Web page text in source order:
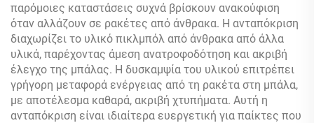
παρόμοιες καταστάσεις συχνά βρίσκουν ανακούφιση
όταν αλλάζουν σε ρακέτες από άνθρακα. Η ανταπόκριση
διαχωρίζει το υλικό πικλμπόλ από άνθρακα από άλλα
υλικά, παρέχοντας άμεση ανατροφοδότηση και ακριβή
έλεγχο της μπάλας. Η δυσκαμψία του υλικού επιτρέπει
γρήγορη μεταφορά ενέργειας από τη ρακέτα στη μπάλα,
με αποτέλεσμα καθαρά, ακριβή χτυπήματα. Αυτή η
ανταπόκριση είναι ιδιαίτερα ευεργετική για παίκτες που